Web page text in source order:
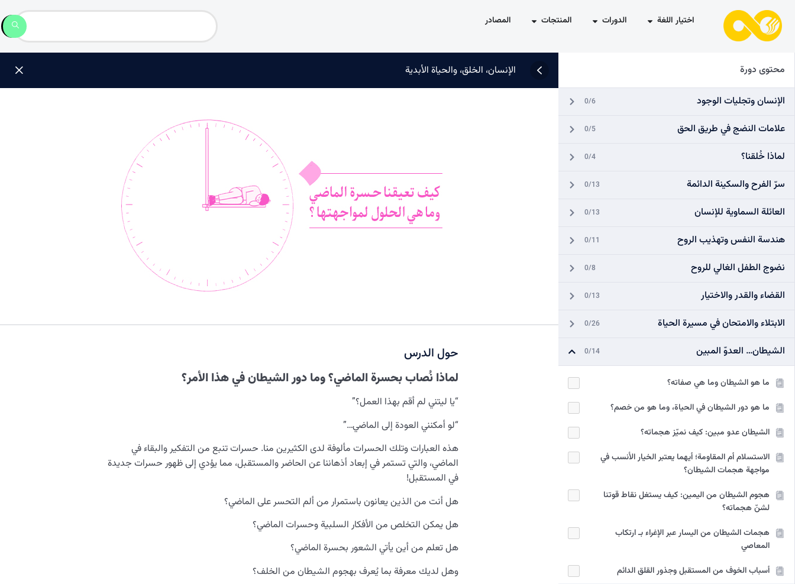
اختيار اللغة الدورات المنتجات المصادر
محتوى دورة
الإنسان وتجليات الوجود 0/6
علامات النضج في طريق الحق 0/5
لماذا خُلقنا؟ 0/4
سرّ الفرح والسكينة الدائمة 0/13
العائلة السماوية للإنسان 0/13
هندسة النفس وتهذيب الروح 0/11
نضوج الطفل الغالي للروح 0/8
القضاء والقدر والاختيار 0/13
الابتلاء والامتحان في مسيرة الحياة 0/26
الشيطان… العدوّ المبين 0/14
ما هو الشيطان وما هي صفاته؟
ما هو دور الشيطان في الحياة، وما هو من خصم؟
الشيطان عدو مبين: كيف نميّز هجماته؟
الاستسلام أم المقاومة؛ أيهما يعتبر الخيار الأنسب في
مواجهة هجمات الشيطان؟
هجوم الشيطان من اليمين: كيف يستغل نقاط قوتنا
لشنّ هجماته؟
هجمات الشيطان من الیسار عبر الإغراء بـ ارتکاب
المعاصي
أسباب الخوف من المستقبل وجذور القلق الدائم
الإنسان، الخلق، والحياة الأبدية
حول الدرس
لماذا نُصاب بحسرة الماضي؟ وما دور الشيطان في هذا الأمر؟
“يا ليتني لم أقم بهذا العمل؟”
“لو أمكنني العودة إلى الماضي…”
هذه العبارات وتلك الحسرات مألوفة لدى الكثيرين منا. حسرات تنبع من التفكير والبقاء في
الماضي، والتي تستمر في إبعاد أذهاننا عن الحاضر والمستقبل، مما يؤدي إلى ظهور حسرات جديدة
في المستقبل!
هل أنت من الذين يعانون باستمرار من ألم التحسر على الماضي؟
هل يمكن التخلص من الأفكار السلبية وحسرات الماضي؟
هل تعلم من أين يأتي الشعور بحسرة الماضي؟
وهل لديك معرفة بما يُعرف بهجوم الشيطان من الخلف؟